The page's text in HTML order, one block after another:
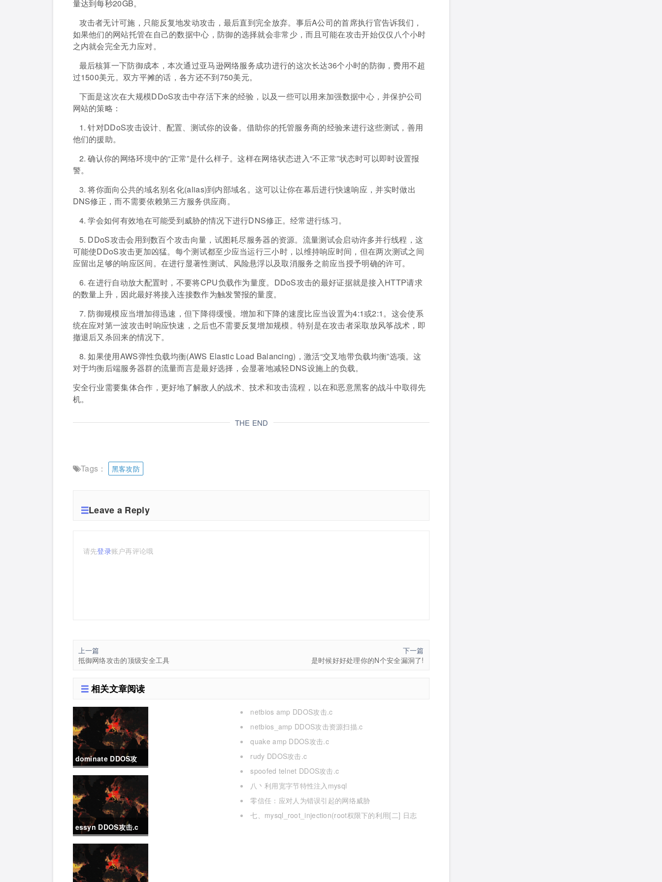
量达到每秒20GB。
攻击者无计可施，只能反复地发动攻击，最后直到完全放弃。事后A公司的首席执行官告诉我们，
如果他们的网站托管在自己的数据中心，防御的选择就会非常少，而且可能在攻击开始仅仅八个小时
之内就会完全无力应对。
最后核算一下防御成本，本次通过亚马逊网络服务成功进行的这次长达36个小时的防御，费用不超
过1500美元。双方平摊的话，各方还不到750美元。
下面是这次在大规模DDoS攻击中存活下来的经验，以及一些可以用来加强数据中心，并保护公司
网站的策略：
1. 针对DDoS攻击设计、配置、测试你的设备。借助你的托管服务商的经验来进行这些测试，善用
他们的援助。
2. 确认你的网络环境中的“正常”是什么样子。这样在网络状态进入“不正常”状态时可以即时设置报
警。
3. 将你面向公共的域名别名化(alias)到内部域名。这可以让你在幕后进行快速响应，并实时做出
DNS修正，而不需要依赖第三方服务供应商。
4. 学会如何有效地在可能受到威胁的情况下进行DNS修正。经常进行练习。
5. DDoS攻击会用到数百个攻击向量，试图耗尽服务器的资源。流量测试会启动许多并行线程，这
可能使DDoS攻击更加凶猛。每个测试都至少应当运行三小时，以维持响应时间，但在两次测试之间
应留出足够的响应区间。在进行显著性测试、风险悬浮以及取消服务之前应当授予明确的许可。
6. 在进行自动放大配置时，不要将CPU负载作为量度。DDoS攻击的最好证据就是接入HTTP请求
的数量上升，因此最好将接入连接数作为触发警报的量度。
7. 防御规模应当增加得迅速，但下降得缓慢。增加和下降的速度比应当设置为4:1或2:1。这会使系
统在应对第一波攻击时响应快速，之后也不需要反复增加规模。特别是在攻击者采取放风筝战术，即
撤退后又杀回来的情况下。
8. 如果使用AWS弹性负载均衡(AWS Elastic Load Balancing)，激活“交叉地带负载均衡”选项。这
对于均衡后端服务器群的流量而言是最好选择，会显著地减轻DNS设施上的负载。
安全行业需要集体合作，更好地了解敌人的战术、技术和攻击流程，以在和恶意黑客的战斗中取得先
机。
THE END
Tags： 黑客攻防
Leave a Reply
请先登录账户再评论哦
上一篇
抵御网络攻击的顶级安全工具
下一篇
是时候好好处理你的N个安全漏洞了!
相关文章阅读
dominate DDOS攻
击.c
essyn DDOS攻击.c
netbios amp DDOS攻击.c
netbios_amp DDOS攻击资源扫描.c
quake amp DDOS攻击.c
rudy DDOS攻击.c
spoofed telnet DDOS攻击.c
八丶利用宽字节特性注入mysql
零信任：应对人为错误引起的网络威胁
七、mysql_root_injection(root权限下的利用[二] 日志